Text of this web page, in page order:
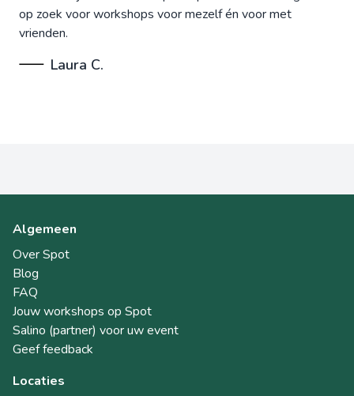
op zoek voor workshops voor mezelf én voor met
vrienden.
Laura C.
Algemeen
Over Spot
Blog
FAQ
Jouw workshops op Spot
Salino (partner) voor uw event
Geef feedback
Locaties